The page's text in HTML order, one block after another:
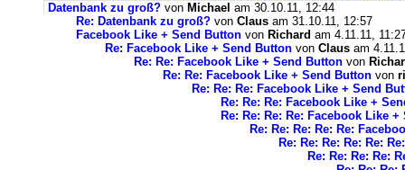
Datenbank zu groß? von Michael am 30.10.11, 12:44
Re: Datenbank zu groß? von Claus am 31.10.11, 12:57
Facebook Like + Send Button von Richard am 4.11.11,
Re: Facebook Like + Send Button von Claus am
Re: Re: Facebook Like + Send Button von
Re: Re: Facebook Like + Send Button von
Re: Re: Re: Facebook Like + Send
Re: Re: Re: Facebook Like +
Re: Re: Re: Re: Facebook Like
Re: Re: Re: Re: Re:
Re: Re: Re: Re: Re:
Re: Re: Re: Re: